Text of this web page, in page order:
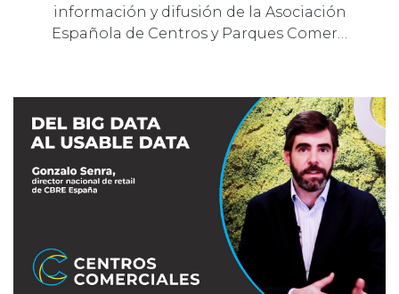
información y difusión de la Asociación
Española de Centros y Parques Comer…